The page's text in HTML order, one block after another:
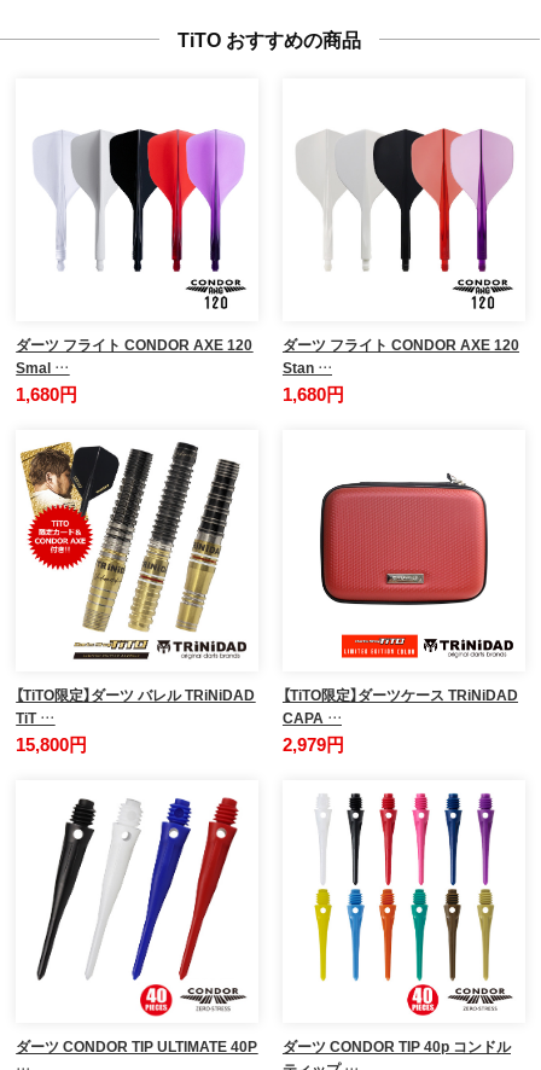
TiTO おすすめの商品
ダーツ フライト CONDOR AXE 120
Smal …
1,680円
ダーツ フライト CONDOR AXE 120
Stan …
1,680円
【TiTO限定】ダーツ バレル TRiNiDAD
TiT …
15,800円
【TiTO限定】ダーツケース TRiNiDAD
CAPA …
2,979円
ダーツ CONDOR TIP ULTIMATE 40P
ダーツ CONDOR TIP 40p コンドル